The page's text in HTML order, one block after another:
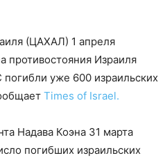
(ЦАХАЛ) 1 апреля
противостояния Израиля
уже 600 израильских
Times of Israel.
Надава Коэна 31 марта
погибших израильских